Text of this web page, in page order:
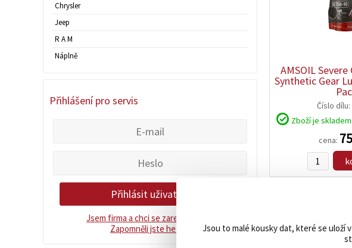
AMSOIL
Synthetic Gear
cena:
Číslo dílu:
Zboží je skladem
Chrysler
Jeep
R A M
Náplně
Přihlášení pro servis
Jsem firma a chci se zaregistrovat.
Zapomněli jste heslo?
Jsou to malé kousky dat, které se uloží